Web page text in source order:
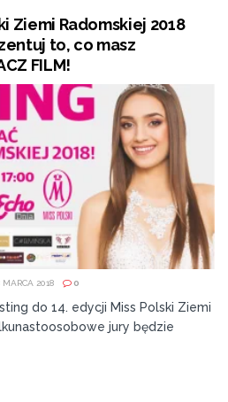
Ziemi Radomskiej 2018
to, co masz
FILM!
MARCA 2018 0
do 14. edycji Miss Polski Ziemi
jury będzie